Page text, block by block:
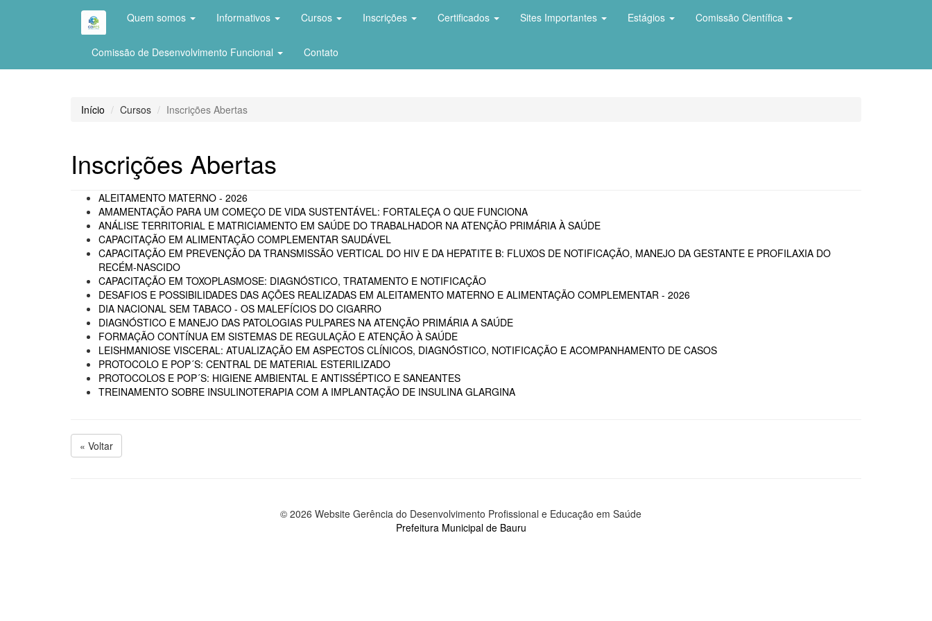
Quem somos Informativos Cursos Inscrições Certificados Sites Importantes Estágios Comissão Científica
Comissão de Desenvolvimento Funcional Contato
Início Cursos Inscrições Abertas
Inscrições Abertas
ALEITAMENTO MATERNO - 2026
AMAMENTAÇÃO PARA UM COMEÇO DE VIDA SUSTENTÁVEL: FORTALEÇA O QUE FUNCIONA
ANÁLISE TERRITORIAL E MATRICIAMENTO EM SAÚDE DO TRABALHADOR NA ATENÇÃO PRIMÁRIA À SAÚDE
CAPACITAÇÃO EM ALIMENTAÇÃO COMPLEMENTAR SAUDÁVEL
CAPACITAÇÃO EM PREVENÇÃO DA TRANSMISSÃO VERTICAL DO HIV E DA HEPATITE B: FLUXOS DE NOTIFICAÇÃO, MANEJO DA GESTANTE E PROFILAXIA DO
RECÉM-NASCIDO
CAPACITAÇÃO EM TOXOPLASMOSE: DIAGNÓSTICO, TRATAMENTO E NOTIFICAÇÃO
DESAFIOS E POSSIBILIDADES DAS AÇÕES REALIZADAS EM ALEITAMENTO MATERNO E ALIMENTAÇÃO COMPLEMENTAR - 2026
DIA NACIONAL SEM TABACO - OS MALEFÍCIOS DO CIGARRO
DIAGNÓSTICO E MANEJO DAS PATOLOGIAS PULPARES NA ATENÇÃO PRIMÁRIA A SAÚDE
FORMAÇÃO CONTÍNUA EM SISTEMAS DE REGULAÇÃO E ATENÇÃO À SAÚDE
LEISHMANIOSE VISCERAL: ATUALIZAÇÃO EM ASPECTOS CLÍNICOS, DIAGNÓSTICO, NOTIFICAÇÃO E ACOMPANHAMENTO DE CASOS
PROTOCOLO E POP´S: CENTRAL DE MATERIAL ESTERILIZADO
PROTOCOLOS E POP´S: HIGIENE AMBIENTAL E ANTISSÉPTICO E SANEANTES
TREINAMENTO SOBRE INSULINOTERAPIA COM A IMPLANTAÇÃO DE INSULINA GLARGINA
« Voltar
© 2026 Website Gerência do Desenvolvimento Profissional e Educação em Saúde
Prefeitura Municipal de Bauru